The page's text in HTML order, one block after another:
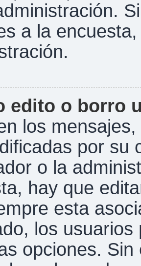
a la
edito o borro
los
por su
o la
hay que
esta
los
opciones.